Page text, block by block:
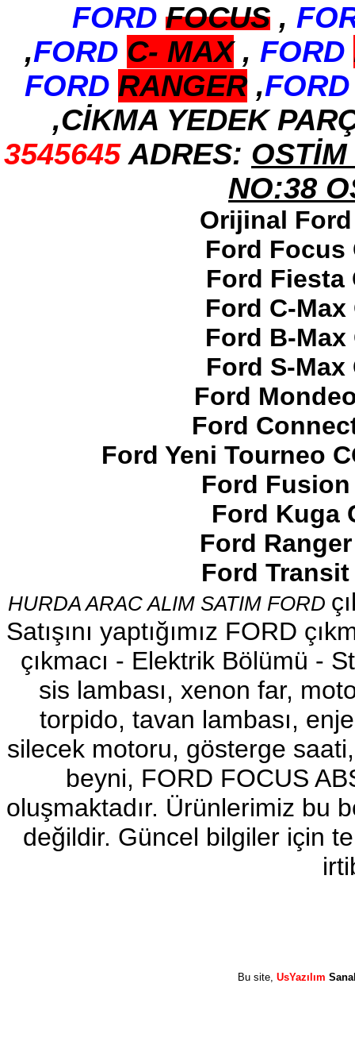
2017-2018 ford ranger arka
tampon
Ürün Kodu : 2017-2018 ford ranger
dirksiyon simidi
2017-2018 ford ranger
dirksiyon simidi
SOL ÖN KAPI DÖŞEMSİ
Ürün Kodu : 2017-2018 ford ranger şavft
Ürün Kodu : 2017-2018 ford ranger sol
ayna
2017-2018 ford ranger sol
ayna
Ürün Kodu : 2017-2018 ford ranger abs
beyni
2017-2018 ford ranger abs
FORD FOCUS,
,FORD C- MAX, FORD
FORD RANGER,FORD
,CİKMA YEDEK
3545645 ADRES:
NO:38
Orijinal Ford
Ford Focus
Ford Fiesta
Ford C-Max
Ford B-Max
Ford S-Max
Ford
Ford
Ford Yeni Tourneo
Ford Fusion
Ford Kuga
Ford
Ford Transit
HURDA ARAC ALIM SATIM FORD
Satışını yaptığımız FORD
çıkmacı - Elektrik Bölümü -
sis lambası, xenon far,
torpido, tavan lambası,
silecek motoru, gösterge
beyni, FORD FOCUS
oluşmaktadır. Ürünlerimiz bu
değildir. Güncel bilgiler için
Bu site, UsYazılım